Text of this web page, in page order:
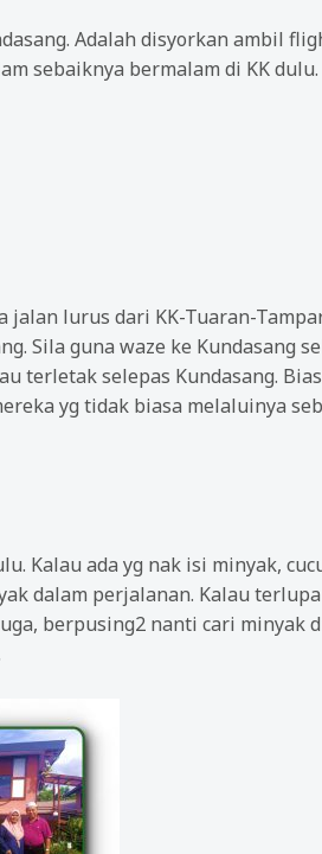
Adalah disyorkan ambil
sebaiknya bermalam di KK
jalan lurus dari KK-Tuaran-
Sila guna waze ke Kundasang
terletak selepas Kundasang.
yg tidak biasa melaluinya
Kalau ada yg nak isi minyak,
dalam perjalanan. Kalau
berpusing2 nanti cari minyak